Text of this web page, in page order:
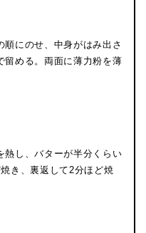
順にのせ、中身がはみ出さ
留める。両面に薄力粉を薄
熱し、バターが半分くらい
き、裏返して2分ほど焼